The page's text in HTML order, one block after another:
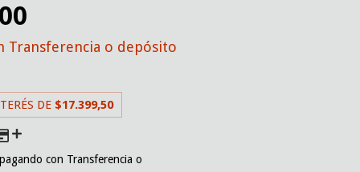
Transferencia o depósito
DE $17.399,50
pagando con Transferencia o